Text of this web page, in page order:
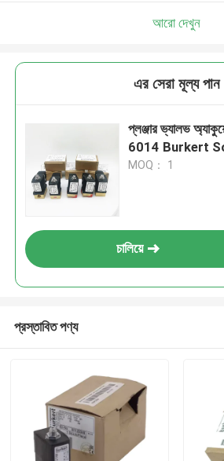
আরো দেখুন
এর সেরা মূল্য পান
প্লঞ্জার ভ্যালভ
6014 Burkert
MOQ： 1
চালিয়ে
প্রস্তাবিত পণ্য